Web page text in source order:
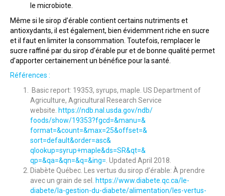
le microbiote.
Même si le sirop d’érable contient certains nutriments et
antioxydants, il est également, bien évidemment riche en sucre
et il faut en limiter la consommation. Toutefois, remplacer le
sucre raffiné par du sirop d’érable pur et de bonne qualité permet
d’apporter certainement un bénéfice pour la santé.
Références :
Basic report: 19353, syrups, maple. US Department of
Agriculture, Agricultural Research Service
website. https://ndb.nal.usda.gov/ndb/
foods/show/19353?fgcd=&manu=&
format=&count=&max=25&offset=&
sort=default&order=asc&
qlookup=syrup+maple&ds=SR&qt=&
qp=&qa=&qn=&q=&ing= . Updated April 2018.
Diabète Québec. Les vertus du sirop d’érable: À prendre
avec un grain de sel.
https://www.diabete.qc.ca/le-
diabete/la-gestion-du-diabete/alimentation/les-vertus-